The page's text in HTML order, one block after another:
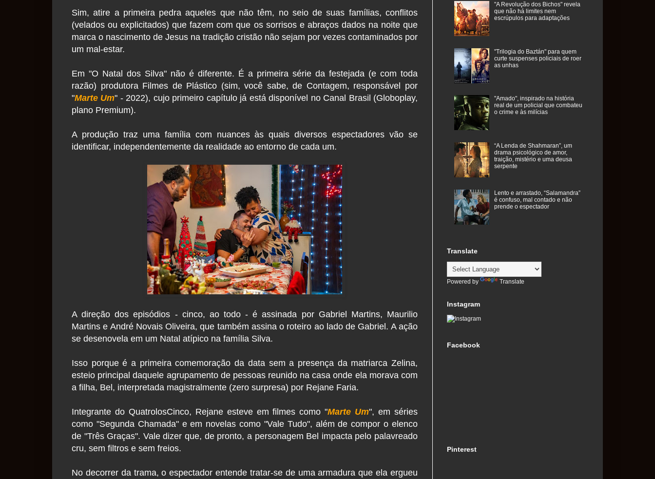
Sim, atire a primeira pedra aqueles que não têm, no seio de suas famílias, conflitos
(velados ou explicitados) que fazem com que os sorrisos e abraços dados na noite que
marca o nascimento de Jesus na tradição cristão não sejam por vezes contaminados por
um mal-estar.
Em "O Natal dos Silva" não é diferente. É a primeira série da festejada (e com toda
razão) produtora Filmes de Plástico (sim, você sabe, de Contagem, responsável por
"Marte Um" - 2022), cujo primeiro capítulo já está disponível no Canal Brasil (Globoplay,
plano Premium).
A produção traz uma família com nuances às quais diversos espectadores vão se
identificar, independentemente da realidade ao entorno de cada um.
A direção dos episódios - cinco, ao todo - é assinada por Gabriel Martins, Maurilio
Martins e André Novais Oliveira, que também assina o roteiro ao lado de Gabriel. A ação
se desenovela em um Natal atípico na família Silva.
Isso porque é a primeira comemoração da data sem a presença da matriarca Zelina,
esteio principal daquele agrupamento de pessoas reunido na casa onde ela morava com
a filha, Bel, interpretada magistralmente (zero surpresa) por Rejane Faria.
Integrante do QuatrolosCinco, Rejane esteve em filmes como "Marte Um", em séries
como "Segunda Chamada" e em novelas como "Vale Tudo", além de compor o elenco
de "Três Graças". Vale dizer que, de pronto, a personagem Bel impacta pelo palavreado
cru, sem filtros e sem freios.
No decorrer da trama, o espectador entende tratar-se de uma armadura que ela ergueu
"A Revolução dos Bichos" revela
que não há limites nem
escrúpulos para adaptações
"Trilogia do Baztán" para quem
curte suspenses policiais de roer
as unhas
"Amado", inspirado na história
real de um policial que combateu
o crime e às milícias
“A Lenda de Shahmaran”, um
drama psicológico de amor,
traição, mistério e uma deusa
serpente
Lento e arrastado, “Salamandra”
é confuso, mal contado e não
prende o espectador
Translate
Powered by Translate
Instagram
Facebook
Pinterest